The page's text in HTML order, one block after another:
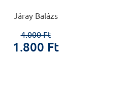
Járay Balázs
4.000 Ft
1.800 Ft